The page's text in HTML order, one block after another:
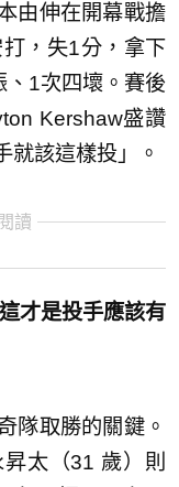
由伸在開幕戰擔
，失1分，拿下
、1次四壞。賽後
Kershaw盛讚
就該這樣投」。
讀
才是投手應該有
隊取勝的關鍵。
太（31 歲）則